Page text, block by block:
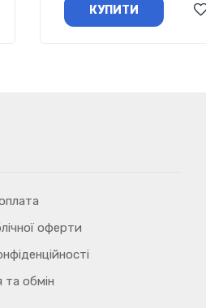
КУПИТИ
оферти
та обмін